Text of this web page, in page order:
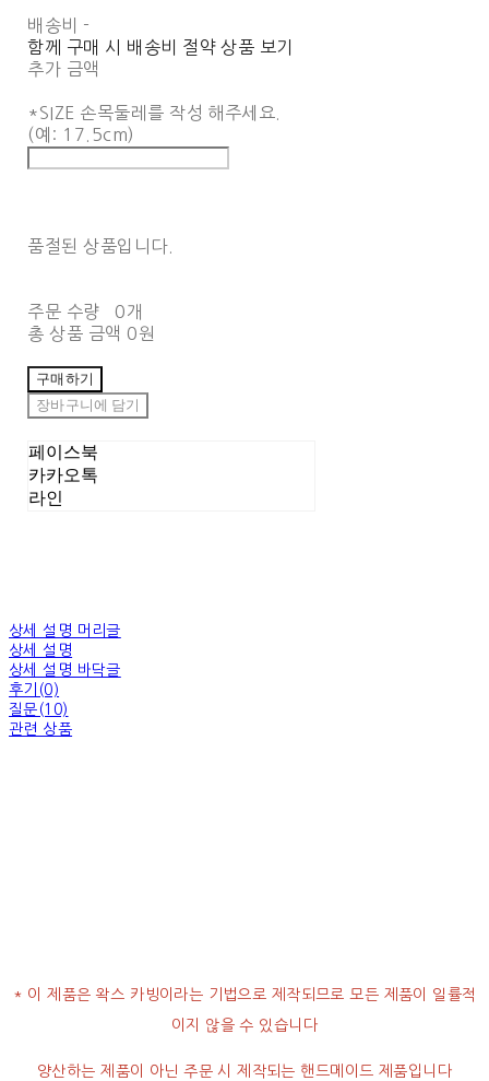
배송비 -
함께 구매 시 배송비 절약 상품 보기
추가 금액
*SIZE 손목둘레를 작성 해주세요.
(예: 17.5cm)
품절된 상품입니다.
주문 수량
0개
총 상품 금액 0원
구매하기
장바구니에 담기
페이스북
카카오톡
라인
상세 설명 머리글
상세 설명
상세 설명 바닥글
후기(0)
질문(10)
관련 상품
* 이 제품은 왁스 카빙이라는 기법으로 제작되므로 모든 제품이 일률적
이지 않을 수 있습니다
양산하는 제품이 아닌 주문 시 제작되는 핸드메이드 제품입니다